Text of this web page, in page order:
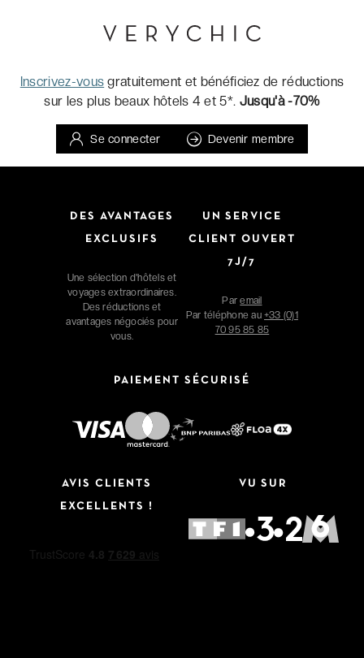
Inscrivez-vous gratuitement et bénéficiez de réductions
sur les plus beaux hôtels 4 et 5*. Jusqu'à -70%
Se connecter Devenir membre
DES AVANTAGES
EXCLUSIFS
Une sélection d'hôtels et
voyages extraordinaires.
Des réductions et
avantages négociés pour
vous.
UN SERVICE
CLIENT OUVERT
7J/7
Paremail
Par téléphone au +33 (0)1
70 95 85 85
PAIEMENT SÉCURISÉ
AVIS CLIENTS
EXCELLENTS !
VU SUR